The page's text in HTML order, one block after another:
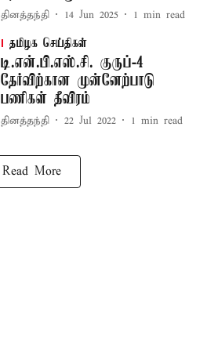
தினத்தந்தி 14 Jun 2025 1 min read
தமிழக செய்திகள்
டி.என்.பி.எஸ்.சி. குருப்-4
தேர்விற்கான முன்னேற்பாடு
பணிகள் தீவிரம்
தினத்தந்தி 22 Jul 2022 1 min read
Read More